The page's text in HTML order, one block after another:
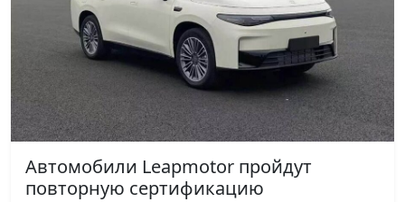
Автомобили Leapmotor пройдут
повторную сертификацию